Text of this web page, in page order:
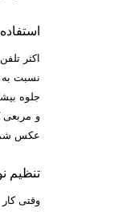
اکثر
جلوه
و مربعی
عکس
تنظیم
وقتی